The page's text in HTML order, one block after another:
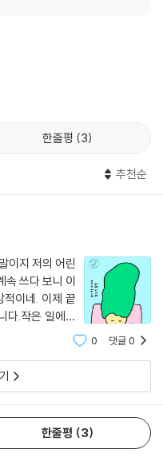
보는 것
아름다움이 알고 있던
우주가 탄생할 듯한 느낌”
시절에 쓴 에세이로 오늘날 소설
볼 수 있는 좋은 계기를 마련
다양한 이야기를 나눈 책에 가
2의 현실이기도 하기 때문이
보는 것은 어떨까. 바나나에
세계를 있는 그대로 받아들
가 안다고 여기는 것보다 더욱
기이하고 이상한 꿈의 세계는
시지일 수도, 가까운 사람의
호소하는 메시지일지도 모른
을 담은 서랍이 늘어 가고 새로
둘 이어져 언젠가 저만의 한 우
한줄평 3
추천순
이지 저의 어린
속 쓰다 보니 이
이네. 이제 끝
다.작은 일에서
지.그런 때도 마
당당하게 "괜
0 댓글0
한줄평 3